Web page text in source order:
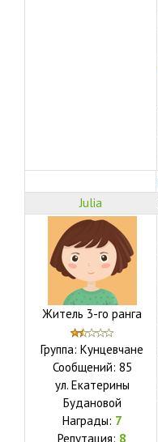
Julia
Житель 3-го ранга
Группа: Кунцевчане
Сообщений: 85
ул. Екатерины
Будановой
Награды: 7
Репутация: 8